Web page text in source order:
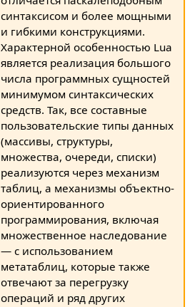
синтаксисом и более мощными
и гибкими конструкциями.
Характерной особенностью Lua
является реализация большого
числа программных сущностей
минимумом синтаксических
средств. Так, все составные
пользовательские типы данных
(массивы, структуры,
множества, очереди, списки)
реализуются через механизм
таблиц, а механизмы объектно-
ориентированного
программирования, включая
множественное наследование
— с использованием
метатаблиц, которые также
отвечают за перегрузку
операций и ряд других